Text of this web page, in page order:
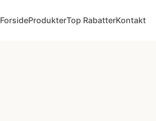
ForsideProdukterTop RabatterKontakt